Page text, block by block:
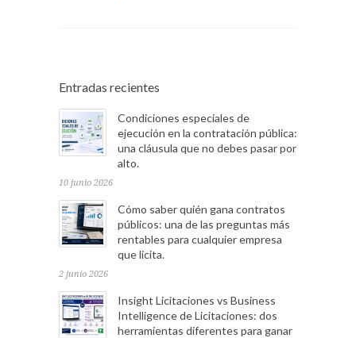
Entradas recientes
Condiciones especiales de
ejecución en la contratación pública:
una cláusula que no debes pasar por
alto.
10 junio 2026
Cómo saber quién gana contratos
públicos: una de las preguntas más
rentables para cualquier empresa
que licita.
2 junio 2026
Insight Licitaciones vs Business
Intelligence de Licitaciones: dos
herramientas diferentes para ganar